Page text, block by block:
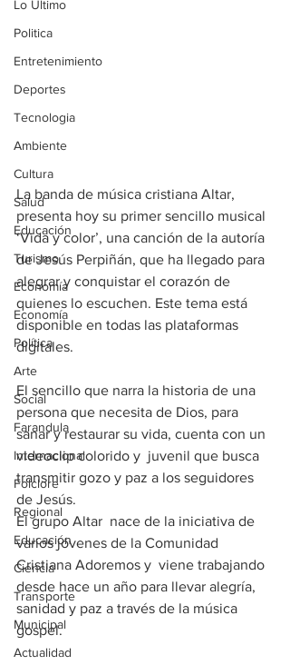
Lo Ultimo
Politica
Entretenimiento
Deportes
Tecnologia
Ambiente
Cultura
Salud
Educación
Turismo
Economía
Economía
Política
Arte
Social
Farandula
Internacional
Folclore
Regional
Educación
Ciencia
Transporte
Municipal
Actualidad
La banda de música cristiana Altar,
presenta hoy su primer sencillo musical
‘Vida y color’, una canción de la autoría
de Jesús Perpiñán, que ha llegado para
alegrar y conquistar el corazón de
quienes lo escuchen. Este tema está
disponible en todas las plataformas
digitales.
El sencillo que narra la historia de una
persona que necesita de Dios, para
sanar y restaurar su vida, cuenta con un
videoclip colorido y  juvenil que busca
transmitir gozo y paz a los seguidores
de Jesús.
El grupo Altar  nace de la iniciativa de
varios jóvenes de la Comunidad
Cristiana Adoremos y  viene trabajando
desde hace un año para llevar alegría,
sanidad y paz a través de la música
gospel.